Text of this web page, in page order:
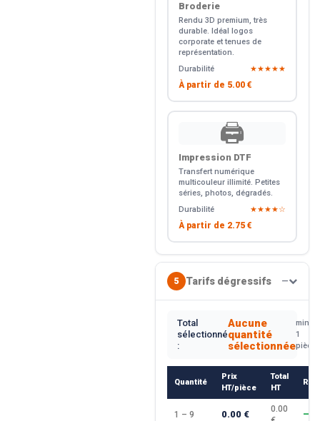
Broderie
Rendu 3D premium, très
durable. Idéal logos
corporate et tenues de
représentation.
Durabilité
★★★★★
À partir de 5.00 €
🖨️
Impression DTF
Transfert numérique
multicouleur illimité. Petites
séries, photos, dégradés.
Durabilité
★★★★☆
À partir de 2.75 €
5 Tarifs dégressifs —
Total
sélectionné
:
Aucune
quantité
sélectionnée
min.
1
pièce
Quantité
Prix
HT/pièce
Total
HT
1 – 9 0.00 €
0.00
—